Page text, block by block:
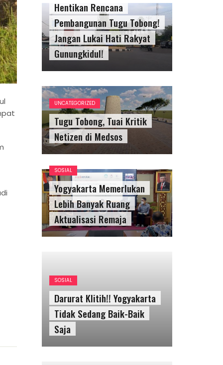
Hentikan Rencana
Pembangunan Tugu Tobong!
Jangan Lukai Hati Rakyat
Gunungkidul!
UNCATEGORIZED
Tugu Tobong, Tuai Kritik
Netizen di Medsos
SOSIAL
Yogyakarta Memerlukan
Lebih Banyak Ruang
Aktualisasi Remaja
SOSIAL
Darurat Klitih!! Yogyakarta
Tidak Sedang Baik-Baik
Saja